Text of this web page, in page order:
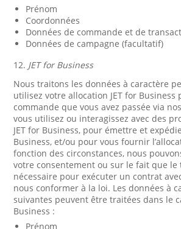
Prénom
Coordonnées
Données de commande et de
Données de campagne (facultatif)
12. JET for Business
Nous traitons les données à caractère
utilisez votre allocation JET for Business
commande que vous avez passée via
vous utilisez ou interagissez avec des
JET for Business, pour émettre et
Business, et/ou pour vous fournir
fonction des circonstances, nous
votre consentement ou sur le fait que
nécessaire pour exécuter un contrat
nous conformer à la loi. Les données à
suivantes peuvent être traitées dans le
Business :
Prénom